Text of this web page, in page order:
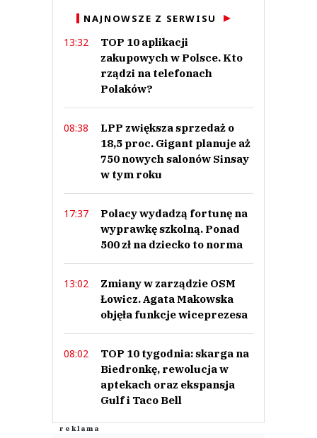
NAJNOWSZE Z SERWISU
13:32
TOP 10 aplikacji
zakupowych w Polsce. Kto
rządzi na telefonach
Polaków?
08:38
LPP zwiększa sprzedaż o
18,5 proc. Gigant planuje aż
750 nowych salonów Sinsay
w tym roku
17:37
Polacy wydadzą fortunę na
wyprawkę szkolną. Ponad
500 zł na dziecko to norma
13:02
Zmiany w zarządzie OSM
Łowicz. Agata Makowska
objęła funkcje wiceprezesa
08:02
TOP 10 tygodnia: skarga na
Biedronkę, rewolucja w
aptekach oraz ekspansja
Gulf i Taco Bell